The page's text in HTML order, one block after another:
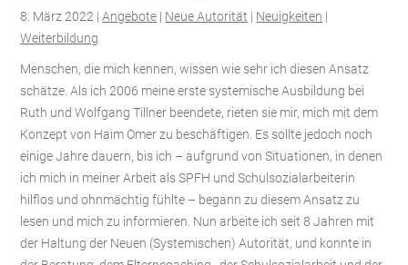
8. März 2022 |Angebote | Neue Autorität | Neuigkeiten |
Weiterbildung
Menschen, die mich kennen, wissen wie sehr ich diesen Ansatz
schätze. Als ich 2006 meine erste systemische Ausbildung bei
Ruth und Wolfgang Tillner beendete, rieten sie mir, mich mit dem
Konzept von Haim Omer zu beschäftigen. Es sollte jedoch noch
einige Jahre dauern, bis ich – aufgrund von Situationen, in denen
ich mich in meiner Arbeit als SPFH und Schulsozialarbeiterin
hilflos und ohnmächtig fühlte – begann zu diesem Ansatz zu
lesen und mich zu informieren. Nun arbeite ich seit 8 Jahren mit
der Haltung der Neuen (Systemischen) Autorität, und konnte in